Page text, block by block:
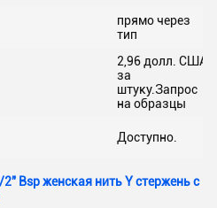
прямо через
тип
2,96 долл. США
за
штуку.Запрос
на образцы
Доступно.
Bsp женская нить Y стержень с